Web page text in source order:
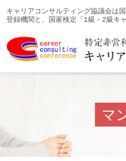
キャリアコンサルティング協議会は
登録機関と、国家検定「1級・2級キ
マ